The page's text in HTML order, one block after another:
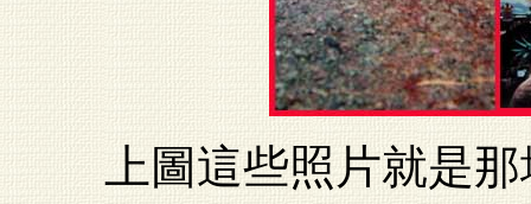
上圖這些照片就是